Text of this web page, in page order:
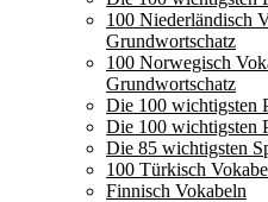
100 Niederländisch
Grundwortschatz
100 Norwegisch
Grundwortschatz
Die 100 wichtigsten
Die 100 wichtigsten
Die 85 wichtigsten
100 Türkisch
Finnisch Vokabeln